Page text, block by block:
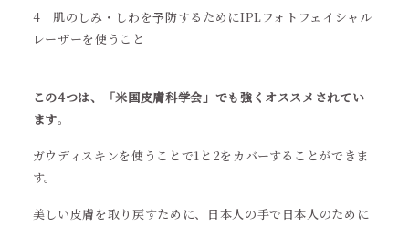
4 肌のしみ・しわを予防するためにIPLフォトフェイシャル
レーザーを使うこと
この4つは、「米国皮膚科学会」でも強くオススメされてい
ます。
ガウディスキンを使うことで1と2をカバーすることができま
す。
美しい皮膚を取り戻すために、日本人の手で日本人のために